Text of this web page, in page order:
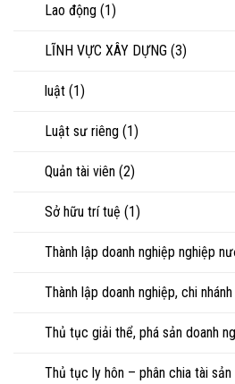
Lao động (1)
LĨNH VỰC XÂY DỰNG (3)
luật (1)
Luật sư riêng (1)
Quản tài viên (2)
Sở hữu trí tuệ (1)
Thành lập doanh nghiệp nghiệp
Thành lập doanh nghiệp, chi
Thủ tục giải thể, phá sản doanh
Thủ tục ly hôn – phân chia tài sản